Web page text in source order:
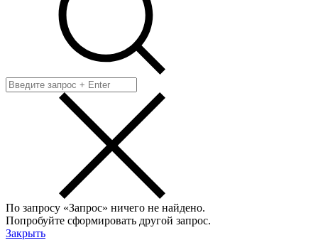
По запросу «Запрос» ничего не найдено.
Попробуйте сформировать другой запрос.
Закрыть